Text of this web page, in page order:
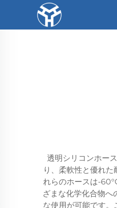
透明シリコンホー
り、柔軟性と優れ
れらのホースは-
ざまな化学化合物
な使用が可能です